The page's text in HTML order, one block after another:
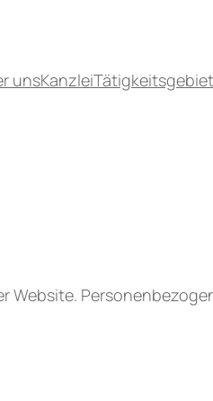
unsKanzlei